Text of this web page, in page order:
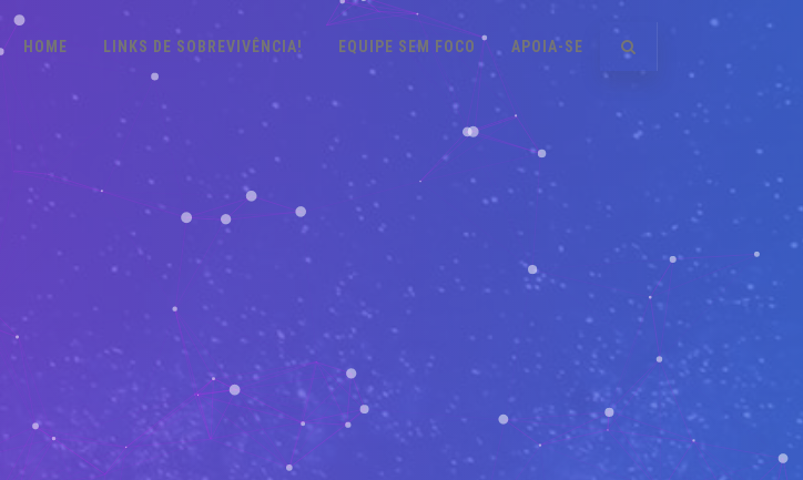
HOME LINKS DE SOBREVIVÊNCIA! EQUIPE SEM FOCO APOIA-SE